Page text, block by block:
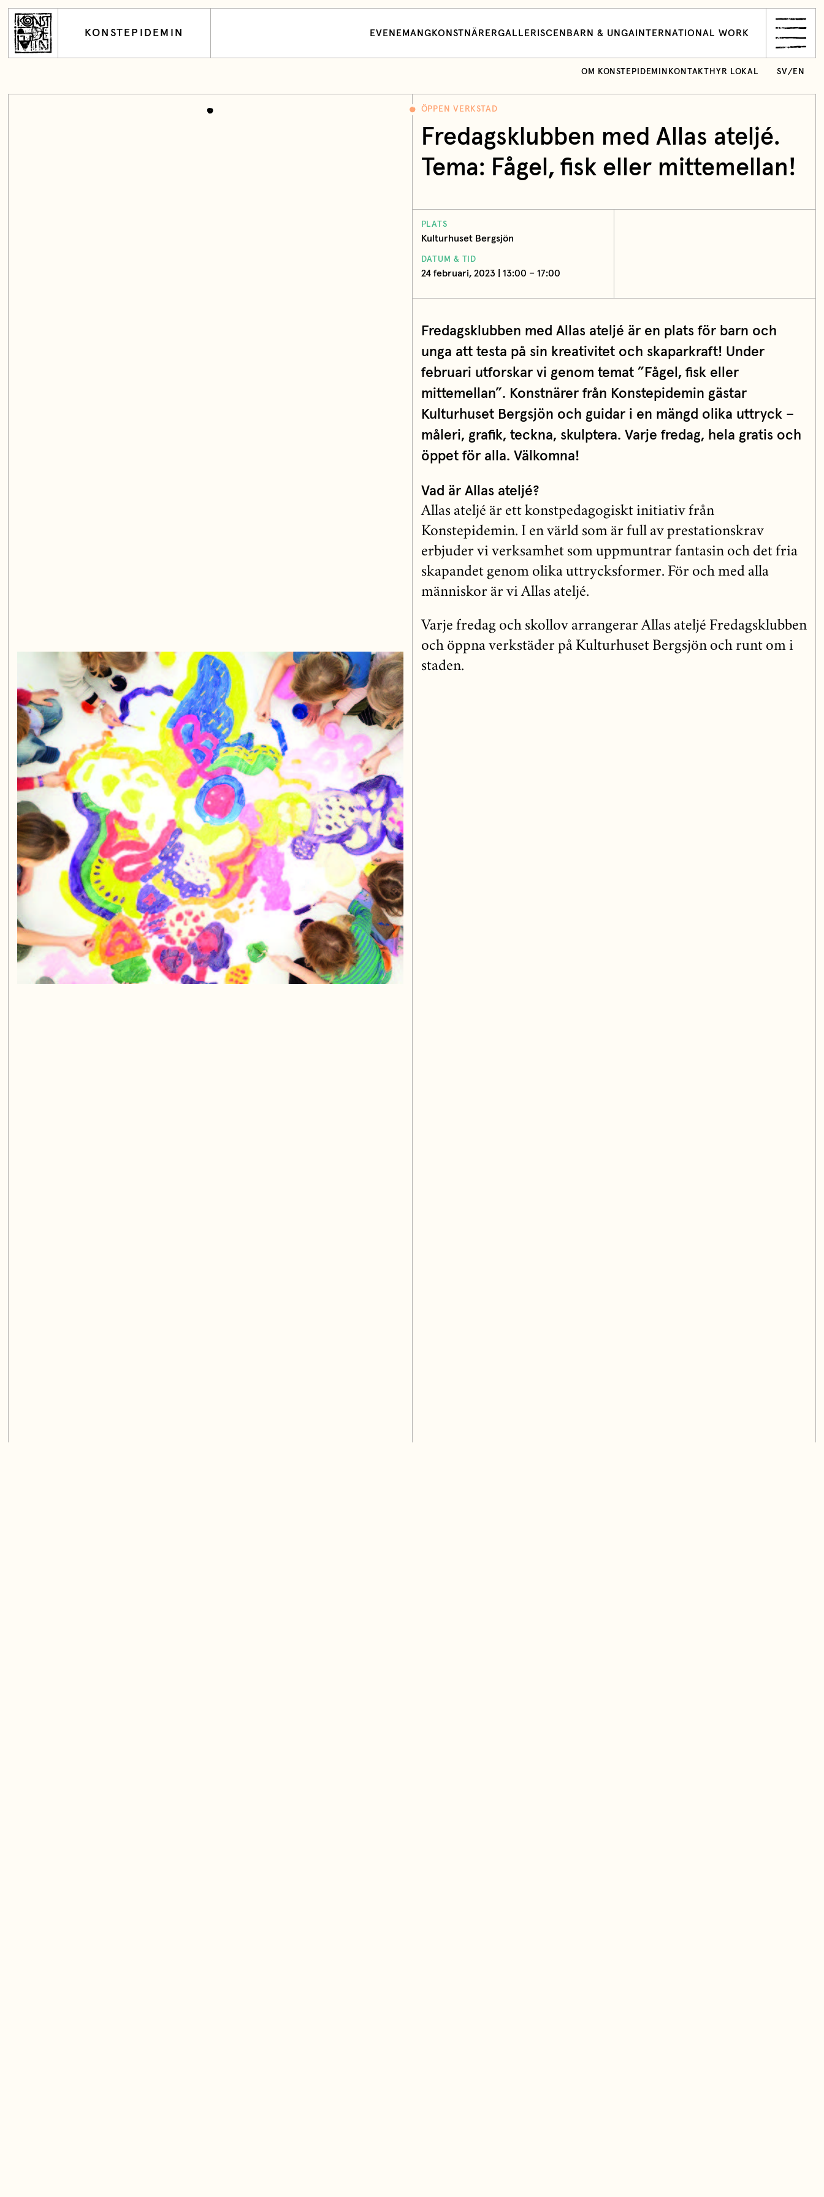
KONSTEPIDEMIN EVENEMANG KONSTNÄRERGALLERI SCEN BARN & UNGA INTERNATIONAL WORK
OM KONSTEPIDEMIN KONTAKT HYR LOKAL SV/ EN
ÖPPEN VERKSTAD
Fredagsklubben med Allas ateljé.
Tema: Fågel, fisk eller mittemellan!
PLATS
Kulturhuset Bergsjön
DATUM & TID
24 februari, 2023 | 13:00 – 17:00
Fredagsklubben med Allas ateljé är en plats för barn och
unga att testa på sin kreativitet och skaparkraft! Under
februari utforskar vi genom temat ”Fågel, fisk eller
mittemellan”. Konstnärer från Konstepidemin gästar
Kulturhuset Bergsjön och guidar i en mängd olika uttryck –
måleri, grafik, teckna, skulptera. Varje fredag, hela gratis och
öppet för alla. Välkomna!
Vad är Allas ateljé?
Allas ateljé är ett konstpedagogiskt initiativ från
Konstepidemin. I en värld som är full av prestationskrav
erbjuder vi verksamhet som uppmuntrar fantasin och det fria
skapandet genom olika uttrycksformer. För och med alla
människor är vi Allas ateljé.
Varje fredag och skollov arrangerar Allas ateljé Fredagsklubben
och öppna verkstäder på Kulturhuset Bergsjön och runt om i
staden.